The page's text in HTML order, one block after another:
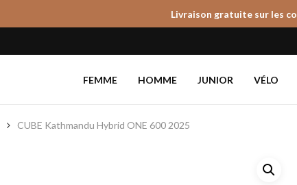
Livraison gratuite sur les
FEMME HOMME JUNIOR VÉLO
CUBE Kathmandu Hybrid ONE 600 2025